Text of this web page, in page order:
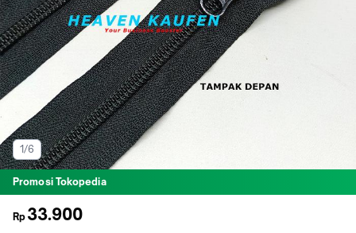
1/6
Promosi Tokopedia
Rp 33.900